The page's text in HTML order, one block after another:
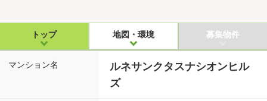
トップ 地図・環境 募集物件
マンション名
ルネサンクタスナシオンヒル
ズ